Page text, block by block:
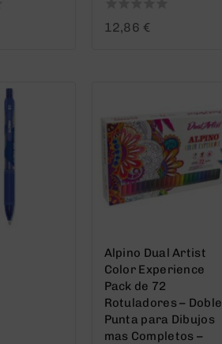
0
12,86 €
Alpino Dual Artist
Color Experience
Pack de 72
Rotuladores – Doble
Punta para Dibujos
mas Completos –